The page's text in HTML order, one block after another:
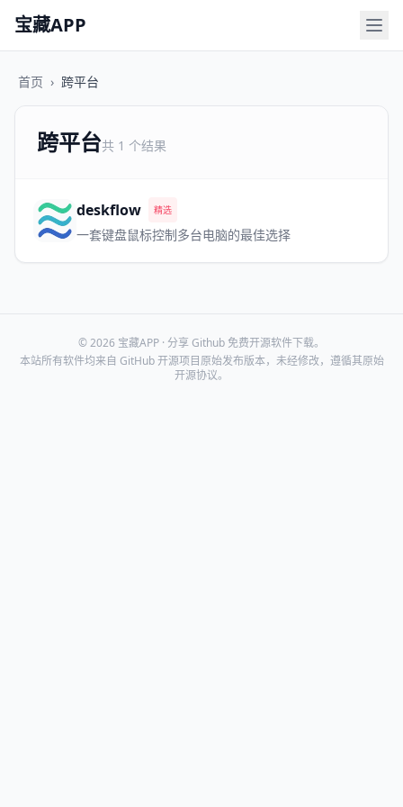
宝藏APP
首页 › 跨平台
跨平台共 1 个结果
deskflow 精选
一套键盘鼠标控制多台电脑的最佳选择
© 2026 宝藏APP · 分享 Github 免费开源软件下载。
本站所有软件均来自 GitHub 开源项目原始发布版本，未经修改，遵循其原始
开源协议。